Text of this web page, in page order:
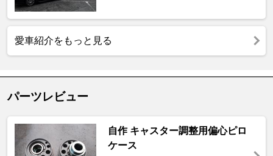
愛車紹介をもっと見る
パーツレビュー
自作 キャスター調整用偏心ピロ
ケース